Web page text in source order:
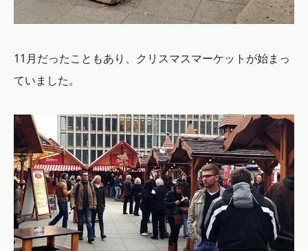
11月だったこともあり、クリスマスマーケットが始まっ
ていました。